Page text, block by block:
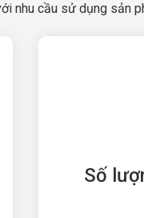
nhu cầu sử dụng sản
Số